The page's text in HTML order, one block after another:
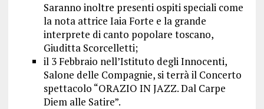
Saranno inoltre presenti ospiti speciali come
la nota attrice Iaia Forte e la grande
interprete di canto popolare toscano,
Giuditta Scorcelletti;
il 3 Febbraio nell’Istituto degli Innocenti,
Salone delle Compagnie, si terrà il Concerto
spettacolo “ORAZIO IN JAZZ. Dal Carpe
Diem alle Satire”.